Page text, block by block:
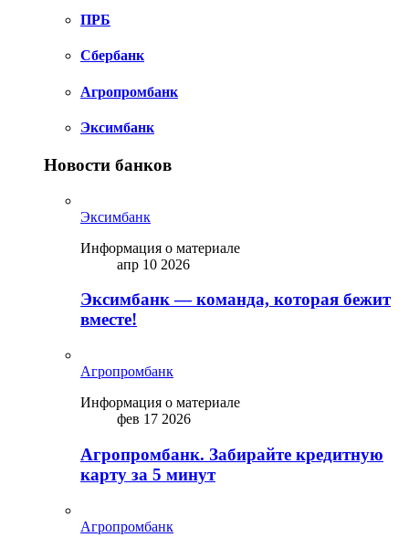
ПРБ
Сбербанк
Агропромбанк
Эксимбанк
Новости банков
Эксимбанк
Информация о материале
апр 10 2026
Эксимбанк — команда, которая бежит
вместе!
Агропромбанк
Информация о материале
фев 17 2026
Агропромбанк. Забирайте кредитную
карту за 5 минут
Агропромбанк